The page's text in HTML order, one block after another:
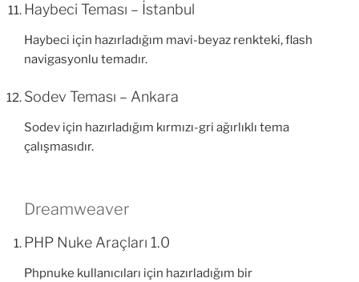
Haybeci Teması – İstanbul
Haybeci için hazırladığım mavi-beyaz renkteki, flash
navigasyonlu temadır.
Sodev Teması – Ankara
Sodev için hazırladığım kırmızı-gri ağırlıklı tema
çalışmasıdır.
Dreamweaver
PHP Nuke Araçları 1.0
Phpnuke kullanıcıları için hazırladığım bir